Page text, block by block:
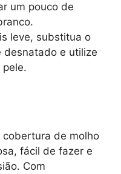
um pouco de
leve, substitua o
desnatado e utilize
cobertura de molho
fácil de fazer e
Com